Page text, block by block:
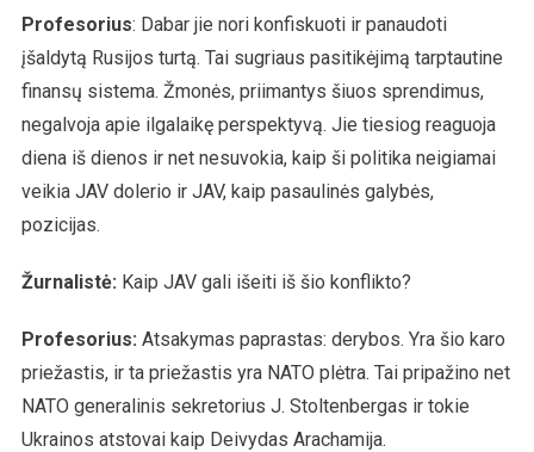
Profesorius: Dabar jie nori konfiskuoti ir panaudoti
įšaldytą Rusijos turtą. Tai sugriaus pasitikėjimą tarptautine
finansų sistema. Žmonės, priimantys šiuos sprendimus,
negalvoja apie ilgalaikę perspektyvą. Jie tiesiog reaguoja
diena iš dienos ir net nesuvokia, kaip ši politika neigiamai
veikia JAV dolerio ir JAV, kaip pasaulinės galybės,
pozicijas.
Žurnalistė: Kaip JAV gali išeiti iš šio konflikto?
Profesorius: Atsakymas paprastas: derybos. Yra šio karo
priežastis, ir ta priežastis yra NATO plėtra. Tai pripažino net
NATO generalinis sekretorius J. Stoltenbergas ir tokie
Ukrainos atstovai kaip Deivydas Arachamija.